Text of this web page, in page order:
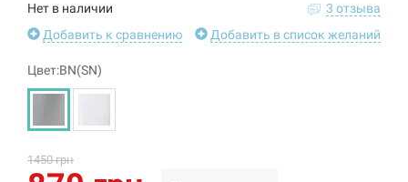
Нет в наличии
3 отзыва
Добавить к сравнению
Добавить в список желаний
Цвет:BN(SN)
1450 грн